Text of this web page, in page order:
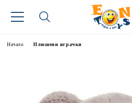
Начало Плюшени играчки